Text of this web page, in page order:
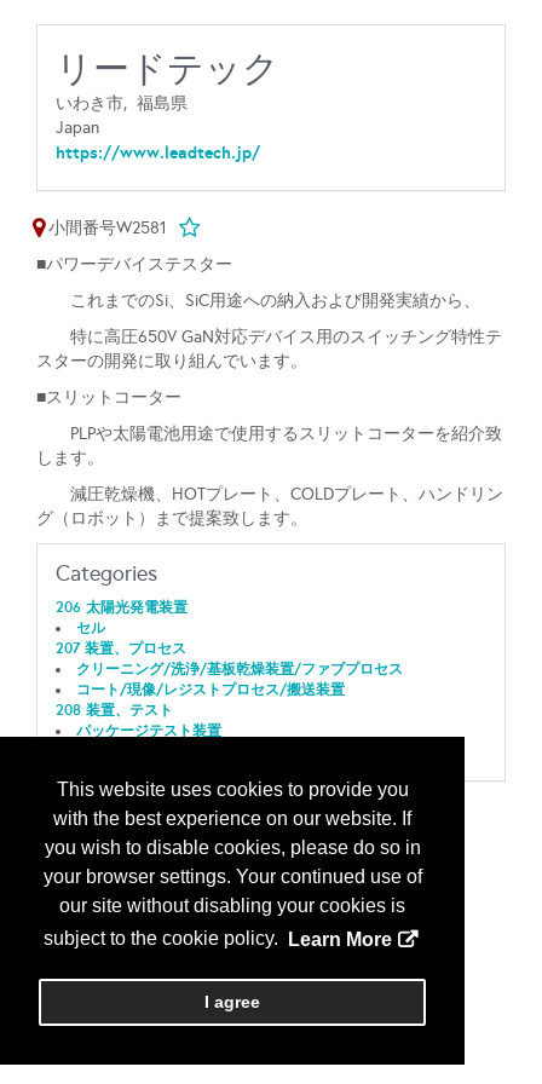
This website uses cookies to provide you
with the best experience on our website. If
you wish to disable cookies, please do so in
your browser settings. Your continued use of
our site without disabling your cookies is
subject to the cookie policy.
Learn More
I agree
リードテック
いわき市, 福島県
Japan
https://www.leadtech.jp/
小間番号W2581
■パワーデバイステスター
これまでのSi、SiC用途への納入および開発実績から、
特に高圧650V GaN対応デバイス用のスイッチング特性テ
スターの開発に取り組んでいます。
■スリットコーター
PLPや太陽電池用途で使用するスリットコーターを紹介致
します。
減圧乾燥機、HOTプレート、COLDプレート、ハンドリン
グ（ロボット）まで提案致します。
Categories
206 太陽光発電装置
セル
207 装置、プロセス
クリーニング/洗浄/基板乾燥装置/ファブプロセス
コート/現像/レジストプロセス/搬送装置
208 装置、テスト
パッケージテスト装置